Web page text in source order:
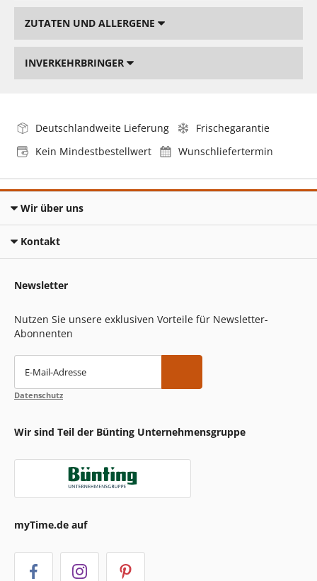
ZUTATEN UND ALLERGENE
INVERKEHRBRINGER
Deutschlandweite Lieferung
Frischegarantie
Kein Mindestbestellwert
Wunschliefertermin
Wir über uns
Kontakt
Newsletter
Nutzen Sie unsere exklusiven Vorteile für Newsletter-
Abonnenten
E-Mail-Adresse
Datenschutz
Wir sind Teil der Bünting Unternehmensgruppe
myTime.de auf